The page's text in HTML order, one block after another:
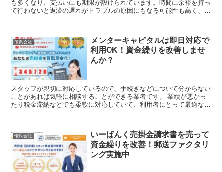
も多くなり、支払いにも期限が設けられています。時間に余裕を持っ
て行わないと返済の遅れがトラブルの原因にもなる可能性も高く、事
なら支払い.comは請求書払い等の立て替えを現金を用意せずとも利
用できるサービスだから...
優良会社
メンターキャピタルは即日対応で
利用OK！資金繰りを改善しませ
んか？
スタッフが親切に対応しているので、手続きなどについて分からない
ことがあれば気軽に相談することができる業者です。 業績が悪かっ
たり税金滞納などでも柔軟に対応していて、利用者にとって最適なプ
優良会社
いーばんく売掛金請求書を売って
資金繰りを改善！郵送ファクタリ
ング実施中